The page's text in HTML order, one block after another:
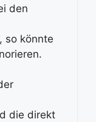
den
so könnte
die direkt